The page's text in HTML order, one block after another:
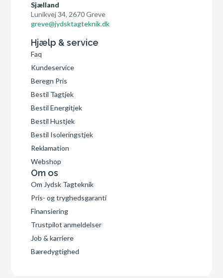
Sjælland
Lunikvej 34, 2670 Greve
greve@jydsktagteknik.dk
Hjælp & service
Faq
Kundeservice
Beregn Pris
Bestil Tagtjek
Bestil Energitjek
Bestil Hustjek
Bestil Isoleringstjek
Reklamation
Webshop
Om os
Om Jydsk Tagteknik
Pris- og tryghedsgaranti
Finansiering
Trustpilot anmeldelser
Job & karriere
Bæredygtighed